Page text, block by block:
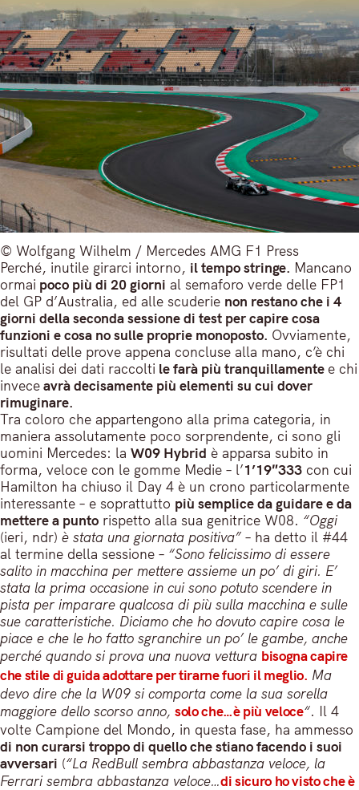
© Wolfgang Wilhelm / Mercedes AMG F1 Press
Perché, inutile girarci intorno, il tempo stringe. Mancano
ormai poco più di 20 giorni al semaforo verde delle FP1
del GP d’Australia, ed alle scuderie non restano che i 4
giorni della seconda sessione di test per capire cosa
funzioni e cosa no sulle proprie monoposto. Ovviamente,
risultati delle prove appena concluse alla mano, c’è chi
le analisi dei dati raccolti le farà più tranquillamente e chi
inveceavrà decisamente più elementi su cui dover
rimuginare.
Tra coloro che appartengono alla prima categoria, in
maniera assolutamente poco sorprendente, ci sono gli
uomini Mercedes: la W09 Hybrid è apparsa subito in
forma, veloce con le gomme Medie – l’1’19″333 con cui
Hamilton ha chiuso il Day 4 è un crono particolarmente
interessante – e soprattutto più semplice da guidare e da
mettere a punto rispetto alla sua genitrice W08. “Oggi
(ieri, ndr) è stata una giornata positiva” – ha detto il #44
al termine della sessione – “Sono felicissimo di essere
salito in macchina per mettere assieme un po’ di giri. E’
stata la prima occasione in cui sono potuto scendere in
pista per imparare qualcosa di più sulla macchina e sulle
sue caratteristiche. Diciamo che ho dovuto capire cosa le
piace e che le ho fatto sgranchire un po’ le gambe, anche
perché quando si prova una nuova vettura bisogna capire
che stile di guida adottare per tirarne fuori il meglio. Ma
devo dire che la W09 si comporta come la sua sorella
maggiore dello scorso anno, solo che…è più veloce“. Il 4
volte Campione del Mondo, in questa fase, ha ammesso
di non curarsi troppo di quello che stiano facendo i suoi
avversari (“La RedBull sembra abbastanza veloce, la
Ferrari sembra abbastanza veloce…di sicuro ho visto che è